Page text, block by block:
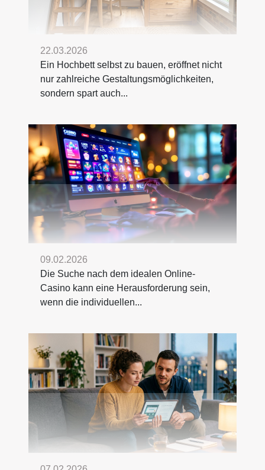
22.03.2026
Ein Hochbett selbst zu bauen, eröffnet nicht
nur zahlreiche Gestaltungsmöglichkeiten,
sondern spart auch...
09.02.2026
Die Suche nach dem idealen Online-
Casino kann eine Herausforderung sein,
wenn die individuellen...